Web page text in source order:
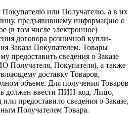
Покупателю или Получателю, а в их
предъявившему информацию о
(в том числе электронное)
договора розничной купли-
Заказа Покупателем. Товары
предоставить сведения о Заказе
Получателя, Покупателя), а также
доставку Товаров,
объеме. Для получения Товаров
должен ввести ПИН-код. Лицо,
предоставило сведения о Заказе,
Получателем Товара.